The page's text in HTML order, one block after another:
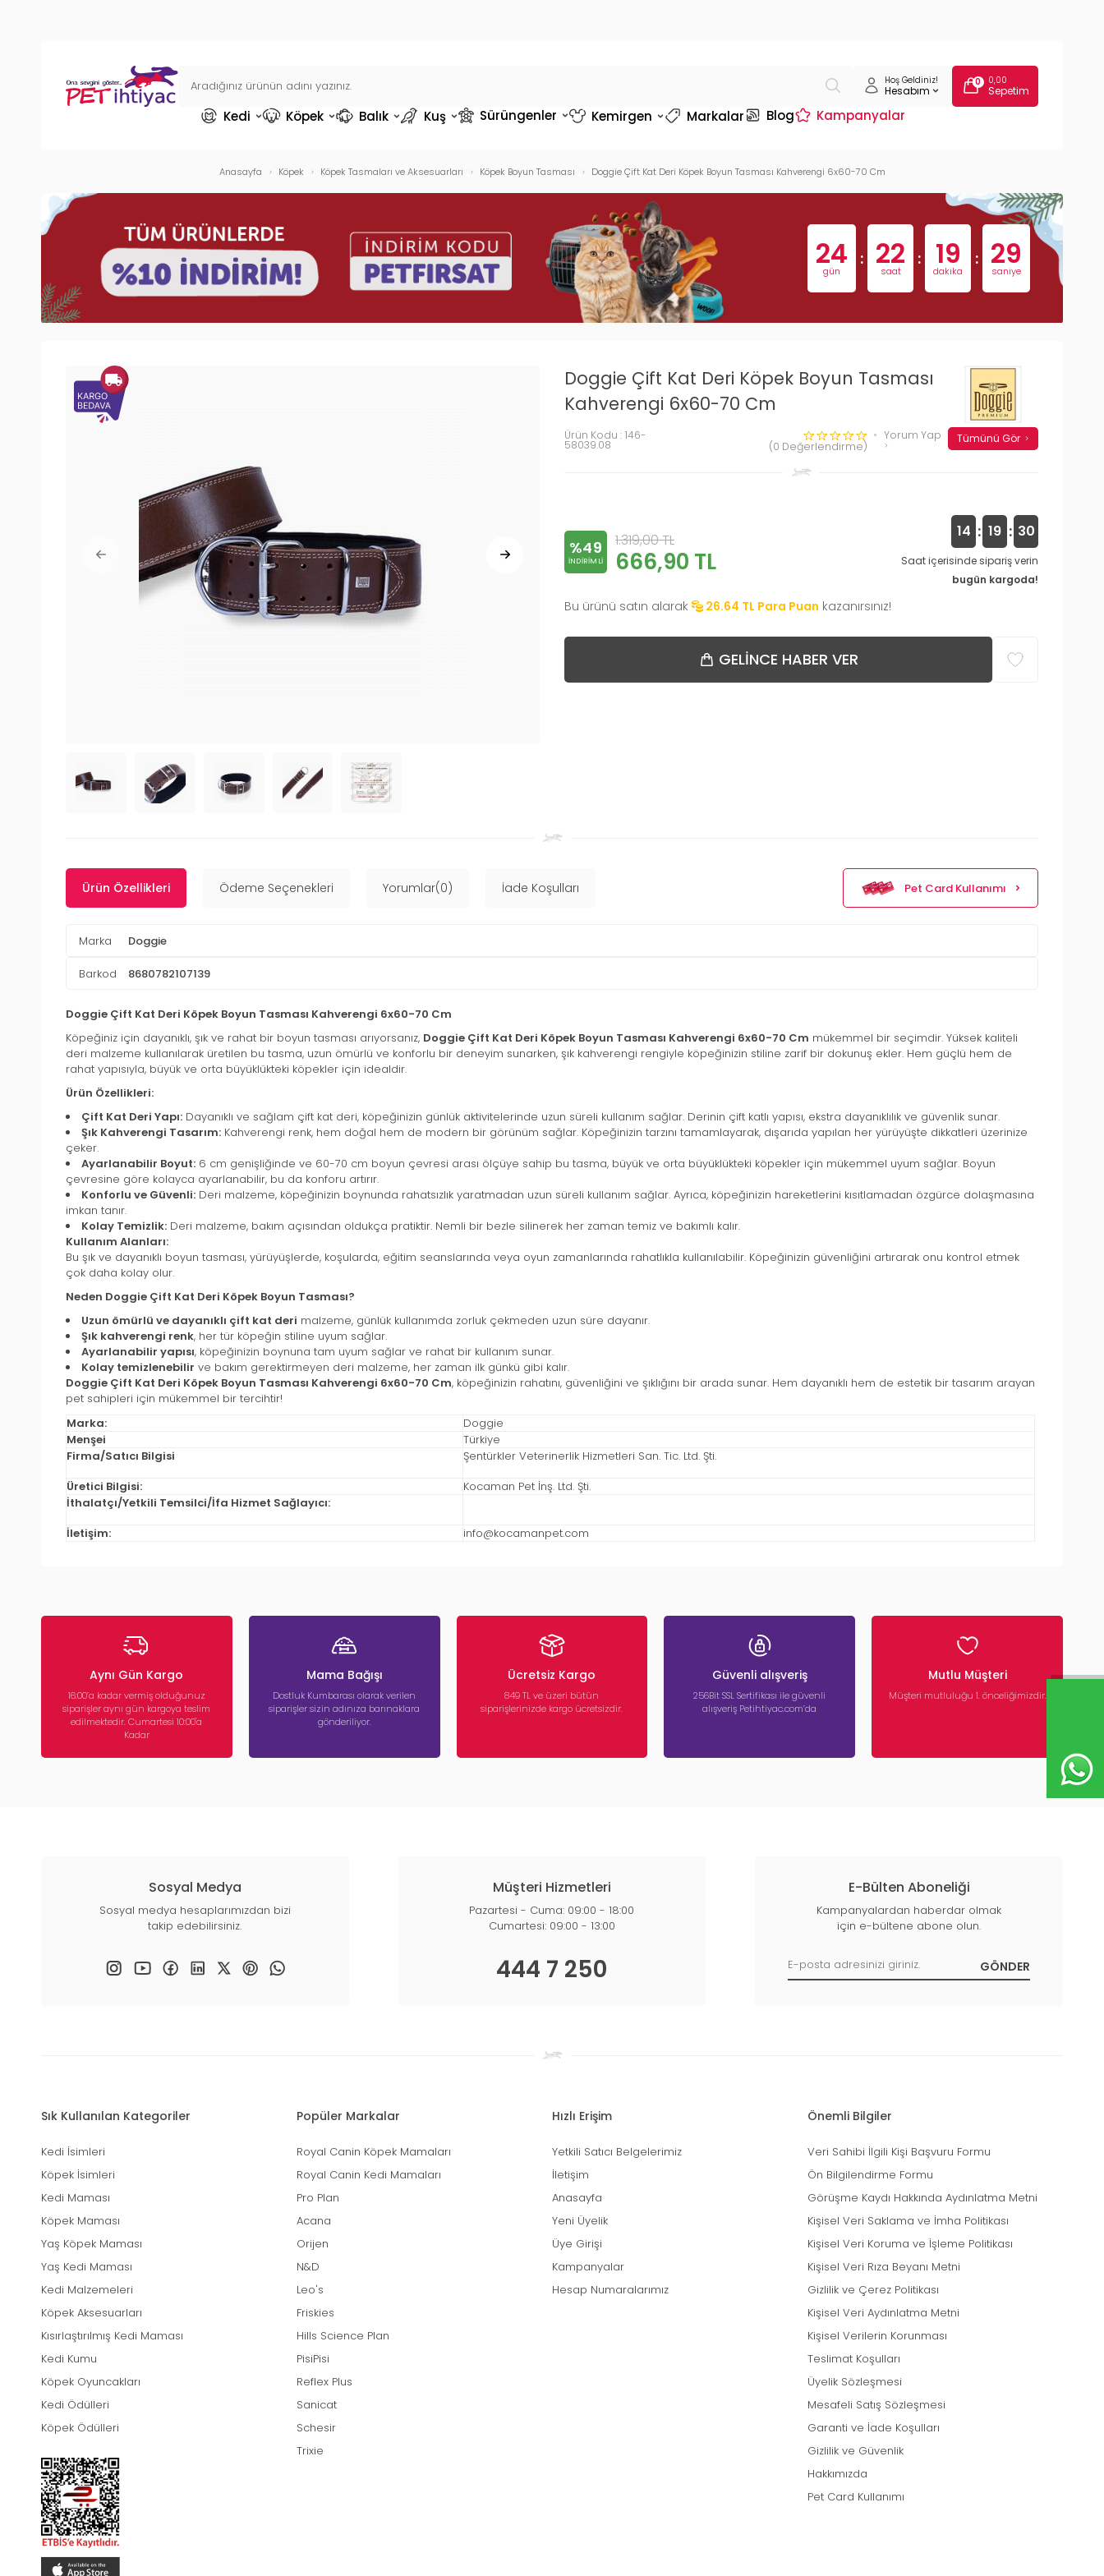
Hoş Geldiniz!
Hesabım
0 0,00
Sepetim
Kedi Köpek Balık Kuş Sürüngenler Kemirgen Markalar Blog Kampanyalar
Anasayfa Köpek Köpek Tasmaları ve Aksesuarları Köpek Boyun Tasması Doggie Çift Kat Deri Köpek Boyun Tasması Kahverengi 6x60-70 Cm
24
gün
: 22
saat
: 19
dakika
: 28
saniye
Doggie Çift Kat Deri Köpek Boyun Tasması
Kahverengi 6x60-70 Cm
Ürün Kodu : 146-
58039.08 (0 Değerlendirme)
Yorum Yap Tümünü Gör
%49
INDIRIMLI
1.319,00TL
666,90 TL
14 : 19 : 29
Saat içerisinde sipariş verin
bugün kargoda!
Bu ürünü satın alarak 26.64 TL Para Puan kazanırsınız!
GELINCE HABER VER
Ürün Özellikleri Ödeme Seçenekleri Yorumlar(0) İade Koşulları Pet Card Kullanımı
Marka Doggie
Barkod 8680782107139
Doggie Çift Kat Deri Köpek Boyun Tasması Kahverengi 6x60-70 Cm
Köpeğiniz için dayanıklı, şık ve rahat bir boyun tasması arıyorsanız, Doggie Çift Kat Deri Köpek Boyun Tasması Kahverengi 6x60-70 Cm mükemmel bir seçimdir. Yüksek kaliteli
deri malzeme kullanılarak üretilen bu tasma, uzun ömürlü ve konforlu bir deneyim sunarken, şık kahverengi rengiyle köpeğinizin stiline zarif bir dokunuş ekler. Hem güçlü hem de
rahat yapısıyla, büyük ve orta büyüklükteki köpekler için idealdir.
Ürün Özellikleri:
Çift Kat Deri Yapı: Dayanıklı ve sağlam çift kat deri, köpeğinizin günlük aktivitelerinde uzun süreli kullanım sağlar. Derinin çift katlı yapısı, ekstra dayanıklılık ve güvenlik sunar.
Şık Kahverengi Tasarım: Kahverengi renk, hem doğal hem de modern bir görünüm sağlar. Köpeğinizin tarzını tamamlayarak, dışarıda yapılan her yürüyüşte dikkatleri üzerinize
çeker.
Ayarlanabilir Boyut: 6 cm genişliğinde ve 60-70 cm boyun çevresi arası ölçüye sahip bu tasma, büyük ve orta büyüklükteki köpekler için mükemmel uyum sağlar. Boyun
çevresine göre kolayca ayarlanabilir, bu da konforu artırır.
Konforlu ve Güvenli: Deri malzeme, köpeğinizin boynunda rahatsızlık yaratmadan uzun süreli kullanım sağlar. Ayrıca, köpeğinizin hareketlerini kısıtlamadan özgürce dolaşmasına
imkan tanır.
Kolay Temizlik: Deri malzeme, bakım açısından oldukça pratiktir. Nemli bir bezle silinerek her zaman temiz ve bakımlı kalır.
Kullanım Alanları:
Bu şık ve dayanıklı boyun tasması, yürüyüşlerde, koşularda, eğitim seanslarında veya oyun zamanlarında rahatlıkla kullanılabilir. Köpeğinizin güvenliğini artırarak onu kontrol etmek
çok daha kolay olur.
Neden Doggie Çift Kat Deri Köpek Boyun Tasması?
Uzun ömürlü ve dayanıklı çift kat deri malzeme, günlük kullanımda zorluk çekmeden uzun süre dayanır.
Şık kahverengi renk, her tür köpeğin stiline uyum sağlar.
Ayarlanabilir yapısı, köpeğinizin boynuna tam uyum sağlar ve rahat bir kullanım sunar.
Kolay temizlenebilir ve bakım gerektirmeyen deri malzeme, her zaman ilk günkü gibi kalır.
Doggie Çift Kat Deri Köpek Boyun Tasması Kahverengi 6x60-70 Cm, köpeğinizin rahatını, güvenliğini ve şıklığını bir arada sunar. Hem dayanıklı hem de estetik bir tasarım arayan
pet sahipleri için mükemmel bir tercihtir!
Marka:
Doggie
Menşei
Türkiye
Firma/Satıcı Bilgisi
Şentürkler Veterinerlik Hizmetleri San. Tic. Ltd. Şti.
Üretici Bilgisi:
Kocaman Pet İnş. Ltd. Şti.
İthalatçı/Yetkili Temsilci/İfa Hizmet Sağlayıcı:
İletişim:
info@kocamanpet.com
Aynı Gün Kargo
16:00’a kadar vermiş olduğunuz
siparişler aynı gün kargoya teslim
edilmektedir. Cumartesi 10:00'a
Kadar
Mama Bağışı
Dostluk Kumbarası olarak verilen
siparişler sizin adınıza barınaklara
gönderiliyor.
Ücretsiz Kargo
849 TL ve üzeri bütün
siparişlerinizde kargo ücretsizdir.
Güvenli alışveriş
256Bit SSL Sertifikası ile güvenli
alışveriş Petihtiyac.com’da
Mutlu Müşteri
Müşteri mutluluğu 1. önceliğimizdir.
Sosyal Medya
Sosyal medya hesaplarımızdan bizi
takip edebilirsiniz.
Müşteri Hizmetleri
Pazartesi - Cuma: 09:00 - 18:00
Cumartesi: 09:00 - 13:00
444 7 250
E-Bülten Aboneliği
Kampanyalardan haberdar olmak
için e-bültene abone olun.
Sık Kullanılan Kategoriler
Kedi İsimleri
Köpek İsimleri
Kedi Maması
Köpek Maması
Yaş Köpek Maması
Yaş Kedi Maması
Kedi Malzemeleri
Köpek Aksesuarları
Kısırlaştırılmış Kedi Maması
Kedi Kumu
Köpek Oyuncakları
Kedi Ödülleri
Köpek Ödülleri
Popüler Markalar
Royal Canin Köpek Mamaları
Royal Canin Kedi Mamaları
Pro Plan
Acana
Orijen
N&D
Leo's
Friskies
Hills Science Plan
PisiPisi
Reflex Plus
Sanicat
Schesir
Trixie
Hızlı Erişim
Yetkili Satıcı Belgelerimiz
İletişim
Anasayfa
Yeni Üyelik
Üye Girişi
Kampanyalar
Hesap Numaralarımız
Önemli Bilgiler
Veri Sahibi İlgili Kişi Başvuru Formu
Ön Bilgilendirme Formu
Görüşme Kaydı Hakkında Aydınlatma Metni
Kişisel Veri Saklama ve İmha Politikası
Kişisel Veri Koruma ve İşleme Politikası
Kişisel Veri Rıza Beyanı Metni
Gizlilik ve Çerez Politikası
Kişisel Veri Aydınlatma Metni
Kişisel Verilerin Korunması
Teslimat Koşulları
Üyelik Sözleşmesi
Mesafeli Satış Sözleşmesi
Garanti ve İade Koşulları
Gizlilik ve Güvenlik
Hakkımızda
Pet Card Kullanımı